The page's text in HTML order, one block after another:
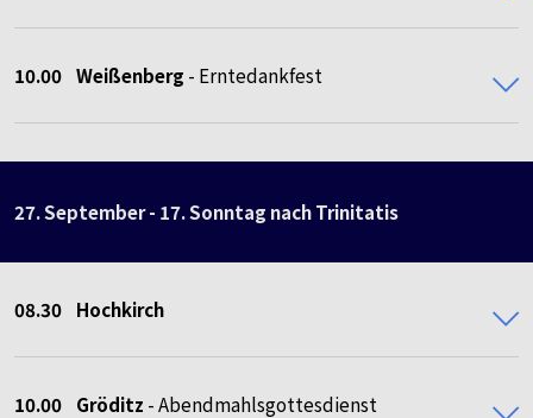
10.00 Weißenberg - Erntedankfest
27. September - 17. Sonntag nach Trinitatis
08.30 Hochkirch
10.00 Gröditz - Abendmahlsgottesdienst